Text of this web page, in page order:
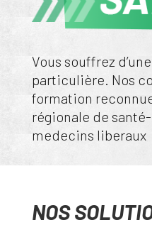
Vous souffrez
particulière. Nos
formation
régionale de
medecins liberaux
NOS